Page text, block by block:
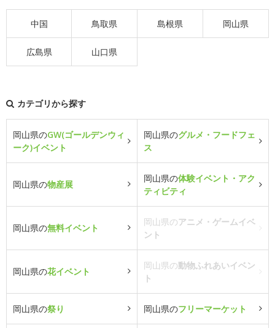
中国 鳥取県 島根県 岡山県
広島県 山口県
カテゴリから探す
岡山県のGW(ゴールデンウィ
ーク)イベント
岡山県のグルメ・フードフェ
ス
岡山県の物産展
岡山県の体験イベント・アク
ティビティ
岡山県の無料イベント
岡山県のアニメ・ゲームイベ
ント
岡山県の花イベント
岡山県の動物ふれあいイベン
ト
岡山県の祭り 岡山県のフリーマーケット